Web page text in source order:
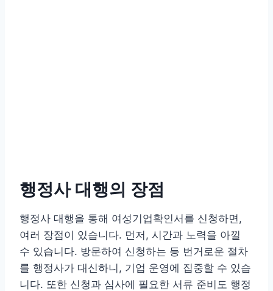
행정사 대행의 장점
행정사 대행을 통해 여성기업확인서를 신청하면,
여러 장점이 있습니다. 먼저, 시간과 노력을 아낄
수 있습니다. 방문하여 신청하는 등 번거로운 절차
를 행정사가 대신하니, 기업 운영에 집중할 수 있습
니다. 또한 신청과 심사에 필요한 서류 준비도 행정